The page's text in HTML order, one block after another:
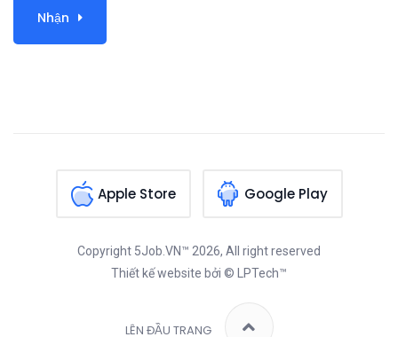
Nhận
Apple Store Google Play
Copyright 5Job.VN™ 2026, All right reserved
Thiết kế website bởi © LPTech™
LÊN ĐẦU TRANG